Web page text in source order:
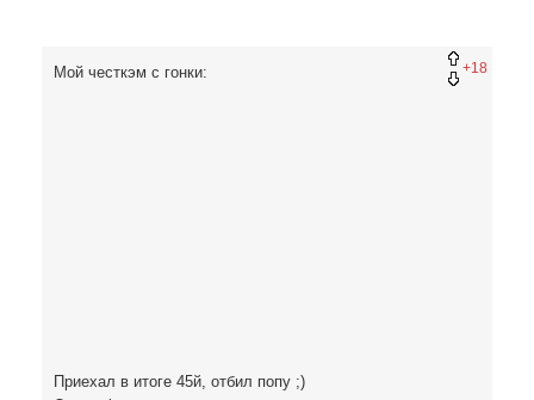
+18
Мой честкэм с гонки:
Приехал в итоге 45й, отбил попу ;)